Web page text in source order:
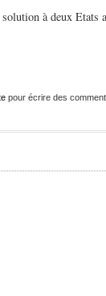
à deux Etats
pour écrire des